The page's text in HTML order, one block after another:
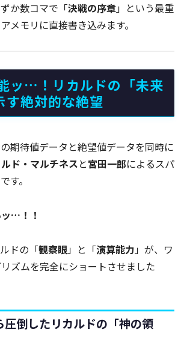
か数コマで「決戦の序章」という最重
メモリに直接書き込みます。
ッ…！リカルドの「未来
す絶対的な絶望
期待値データと絶望値データを同時に
ド・マルチネスと宮田一郎によるスパ
す。
…！！
ドの「観察眼」と「演算能力」が、ワ
ズムを完全にショートさせました
圧倒したリカルドの「神の領